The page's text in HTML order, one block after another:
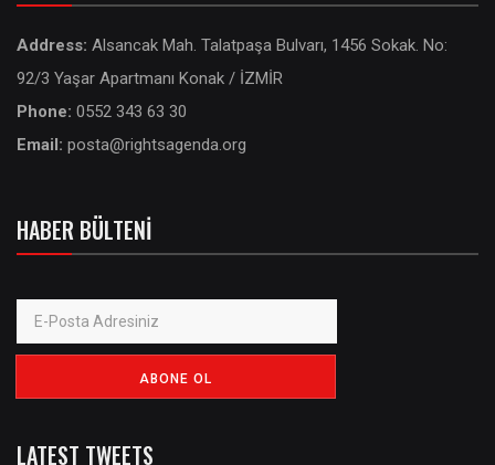
Address: Alsancak Mah. Talatpaşa Bulvarı, 1456 Sokak. No:
92/3 Yaşar Apartmanı Konak / İZMİR
Phone: 0552 343 63 30
Email: posta@rightsagenda.org
HABER BÜLTENI
LATEST TWEETS